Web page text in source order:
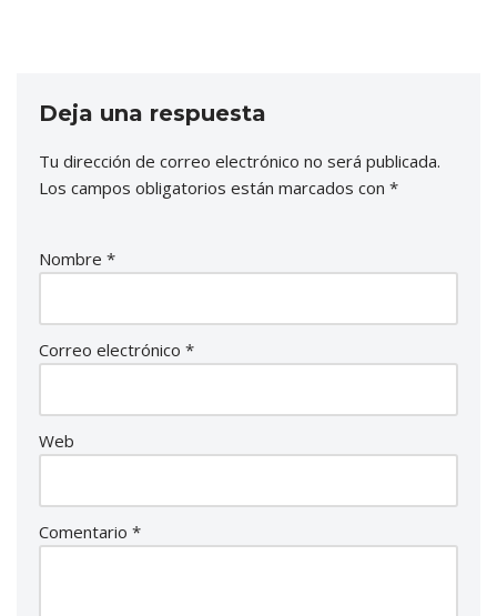
Deja una respuesta
Tu dirección de correo electrónico no será publicada.
Los campos obligatorios están marcados con *
Nombre *
Correo electrónico *
Web
Comentario *